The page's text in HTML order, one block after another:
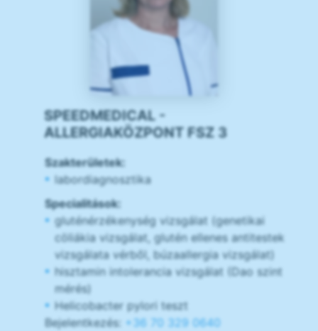
SPEEDMEDICAL -
ALLERGIAKÖZPONT FSZ 3
Szakterületek:
labordiagnosztika
Specialitások:
gluténérzékenység vizsgálat (genetikai
cöliákia vizsgálat, glutén ellenes antitestek
vizsgálata vérből, búzaallergia vizsgálat)
hisztamin intolerancia vizsgálat (Dao szint
mérés)
Helicobacter pylori teszt
Bejelentkezés: +36 70 329 0640